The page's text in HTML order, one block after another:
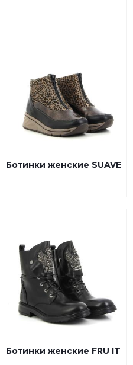
Ботинки женские SUAVE
Ботинки женские FRU IT